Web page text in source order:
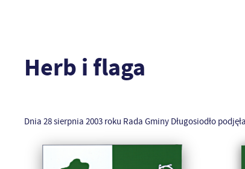
Herb i flaga
Dnia 28 sierpnia 2003 roku Rada Gminy Długosiodło